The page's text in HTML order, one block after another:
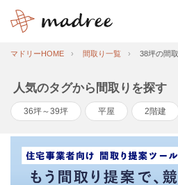
マドリーHOME 間取り一覧 38坪の間
人気のタグから間取りを探す
36坪～39坪 平屋 2階建